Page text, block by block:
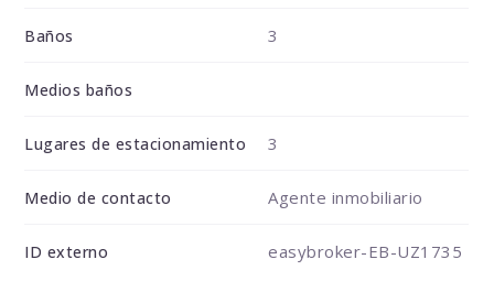
Baños 3
Medios baños
Lugares de estacionamiento 3
Medio de contacto Agente inmobiliario
ID externo easybroker-EB-UZ1735